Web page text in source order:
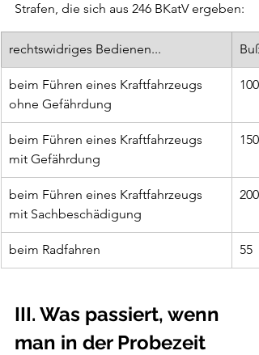
Strafen, die sich aus 246 BKatV ergeben:
rechtswidriges Bedienen...
beim Führen eines Kraftfahrzeugs
ohne Gefährdung
100
beim Führen eines Kraftfahrzeugs
mit Gefährdung
150
beim Führen eines Kraftfahrzeugs
mit Sachbeschädigung
200
beim Radfahren 55
III. Was passiert, wenn
man in der Probezeit